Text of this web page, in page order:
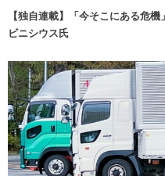
【独自連載】「今そこにある危
ビニシウス氏